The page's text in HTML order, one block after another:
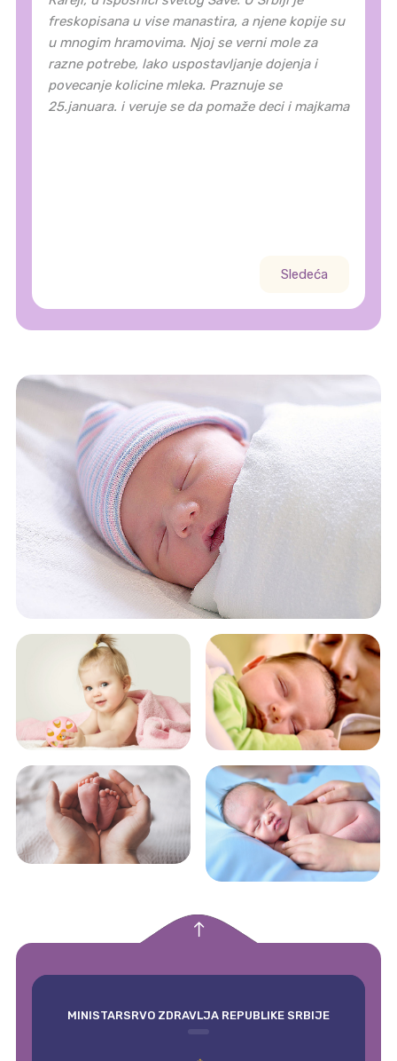
freskopisana u vise manastira, a njene kopije su
u mnogim hramovima. Njoj se verni mole za
razne potrebe, lako uspostavljanje dojenja i
povecanje kolicine mleka. Praznuje se
25.januara. i veruje se da pomaže deci i majkama
Sledeća
MINISTARSRVO ZDRAVLJA REPUBLIKE SRBIJE